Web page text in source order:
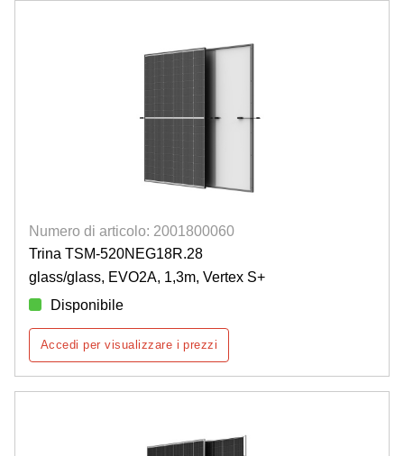
Numero di articolo: 2001800060
Trina TSM-520NEG18R.28
glass/glass, EVO2A, 1,3m, Vertex S+
Disponibile
Accedi per visualizzare i prezzi